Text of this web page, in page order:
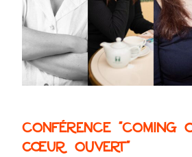
Conférence "Coming
cœur ouvert"